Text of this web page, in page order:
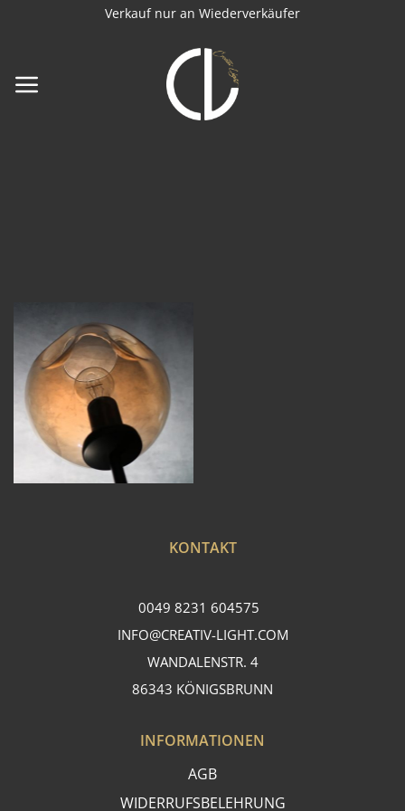
Verkauf nur an Wiederverkäufer
KONTAKT
0049 8231 604575
INFO@CREATIV-LIGHT.COM
WANDALENSTR. 4
86343 KÖNIGSBRUNN
INFORMATIONEN
AGB
WIDERRUFSBELEHRUNG